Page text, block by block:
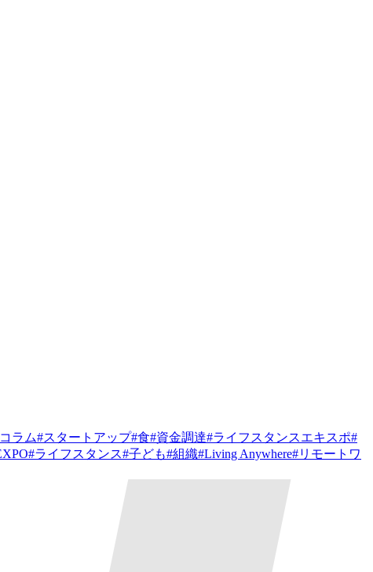
コラム#スタートアップ#食#資金調達#ライフスタンスエキスポ#
#ライフスタンス#子ども#組織#Living Anywhere#リモートワ